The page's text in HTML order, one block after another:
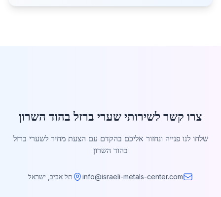
צרו קשר לשירותי שערי ברזל בהוד השרון
שלחו לנו פנייה ונחזור אליכם בהקדם עם הצעת מחיר לשערי ברזל
בהוד השרון
info@israeli-metals-center.com תל אביב, ישראל